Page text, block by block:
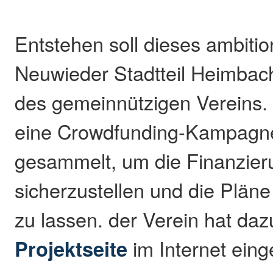
Entstehen soll dieses
Neuwieder Stadtteil
des gemeinnützigen
eine Crowdfunding-
gesammelt, um die
sicherzustellen und die
zu lassen. der Verein hat
Projektseite im Internet